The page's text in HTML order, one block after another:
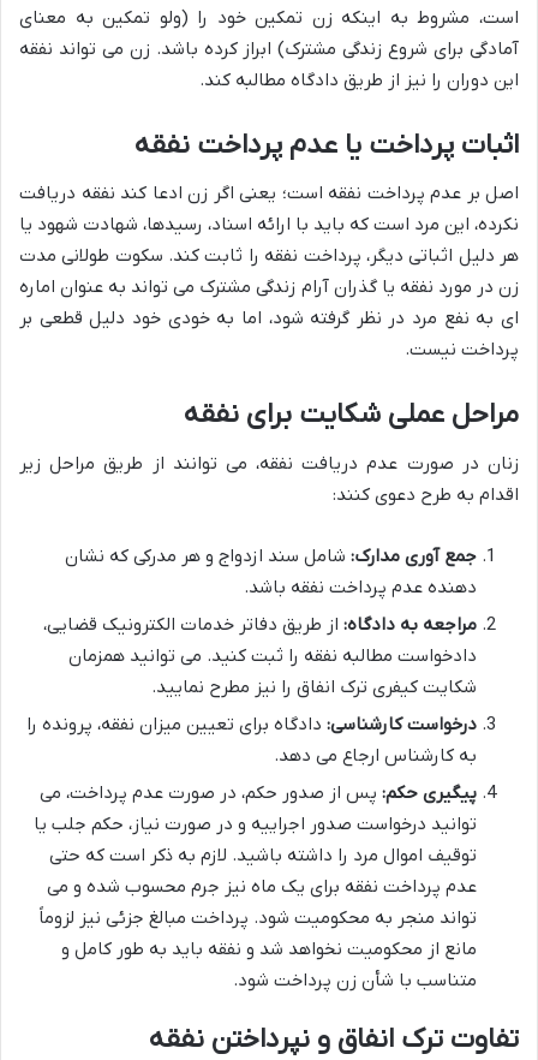
است، مشروط به اینکه زن تمکین خود را (ولو تمکین به معنای
آمادگی برای شروع زندگی مشترک) ابراز کرده باشد. زن می تواند نفقه
این دوران را نیز از طریق دادگاه مطالبه کند.
اثبات پرداخت یا عدم پرداخت نفقه
اصل بر عدم پرداخت نفقه است؛ یعنی اگر زن ادعا کند نفقه دریافت
نکرده، این مرد است که باید با ارائه اسناد، رسیدها، شهادت شهود یا
هر دلیل اثباتی دیگر، پرداخت نفقه را ثابت کند. سکوت طولانی مدت
زن در مورد نفقه یا گذران آرام زندگی مشترک می تواند به عنوان اماره
ای به نفع مرد در نظر گرفته شود، اما به خودی خود دلیل قطعی بر
پرداخت نیست.
مراحل عملی شکایت برای نفقه
زنان در صورت عدم دریافت نفقه، می توانند از طریق مراحل زیر
اقدام به طرح دعوی کنند:
جمع آوری مدارک: شامل سند ازدواج و هر مدرکی که نشان
دهنده عدم پرداخت نفقه باشد.
مراجعه به دادگاه: از طریق دفاتر خدمات الکترونیک قضایی،
دادخواست مطالبه نفقه را ثبت کنید. می توانید همزمان
شکایت کیفری ترک انفاق را نیز مطرح نمایید.
درخواست کارشناسی: دادگاه برای تعیین میزان نفقه، پرونده را
به کارشناس ارجاع می دهد.
پیگیری حکم: پس از صدور حکم، در صورت عدم پرداخت، می
توانید درخواست صدور اجراییه و در صورت نیاز، حکم جلب یا
توقیف اموال مرد را داشته باشید. لازم به ذکر است که حتی
عدم پرداخت نفقه برای یک ماه نیز جرم محسوب شده و می
تواند منجر به محکومیت شود. پرداخت مبالغ جزئی نیز لزوماً
مانع از محکومیت نخواهد شد و نفقه باید به طور کامل و
متناسب با شأن زن پرداخت شود.
تفاوت ترک انفاق و نپرداختن نفقه